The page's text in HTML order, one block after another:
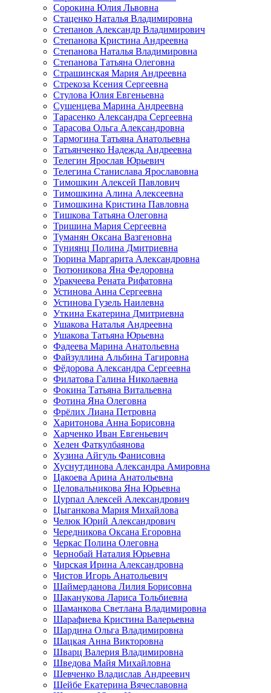
Сорокина Юлия Львовна
Стаценко Наталья Владимировна
Степанов Александр Владимирович
Степанова Кристина Андреевна
Степанова Наталья Владимировна
Степанова Татьяна Олеговна
Страшинская Мария Андреевна
Стрекоза Ксения Сергеевна
Стулова Юлия Евгеньевна
Сушенцева Марина Андреевна
Тарасенко Александра Сергеевна
Тарасова Ольга Александровна
Тармогина Татьяна Анатольевна
Татьянченко Надежда Андреевна
Телегин Ярослав Юрьевич
Телегина Станислава Ярославовна
Тимошкин Алексей Павлович
Тимошкина Алина Алексеевна
Тимошкина Кристина Павловна
Тишкова Татьяна Олеговна
Тришина Мария Сергеевна
Туманян Оксана Вазгеновна
Туниянц Полина Дмитриевна
Тюрина Маргарита Александровна
Тютюникова Яна Федоровна
Уракчеева Рената Рифатовна
Устинова Анна Сергеевна
Устинова Гузель Наилевна
Уткина Екатерина Дмитриевна
Ушакова Наталья Андреевна
Ушакова Татьяна Юрьевна
Фадеева Марина Анатольевна
Файзуллина Альбина Тагировна
Фёдорова Александра Сергеевна
Филатова Галина Николаевна
Фокина Татьяна Витальевна
Фотина Яна Олеговна
Фрёлих Лиана Петровна
Харитонова Анна Борисовна
Харченко Иван Евгеньевич
Хелен Фаткулбаянова
Хузина Айгуль Фанисовна
Хуснутдинова Александра Амировна
Цакоева Арина Анатольевна
Целовальникова Яна Юрьевна
Цурпал Алексей Александрович
Цыганкова Мария Михайлова
Челюк Юрий Александрович
Чередникова Оксана Егоровна
Черкас Полина Олеговна
Чернобай Наталия Юрьевна
Чирская Ирина Александровна
Чистов Игорь Анатольевич
Шаймерданова Лилия Борисовна
Шаканукова Лариса Тольбиевна
Шаманкова Светлана Владимировна
Шарафиева Кристина Валерьевна
Шардина Ольга Владимировна
Шацкая Анна Викторовна
Шварц Валерия Владимировна
Шведова Майя Михайловна
Шевченко Владислав Андреевич
Шейбе Екатерина Вячеславовна